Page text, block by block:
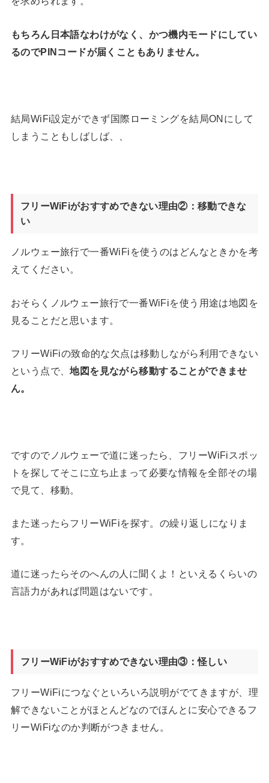
もちろん日本語なわけがなく、かつ機内モードにしてい
るのでPINコードが届くこともありません。
結局WiFi設定ができず国際ローミングを結局ONにして
しまうこともしばしば、、
フリーWiFiがおすすめできない理由②：移動できな
い
ノルウェー旅行で一番WiFiを使うのはどんなときかを考
えてください。
おそらくノルウェー旅行で一番WiFiを使う用途は地図を
見ることだと思います。
フリーWiFiの致命的な欠点は移動しながら利用できない
という点で、地図を見ながら移動することができませ
ん。
ですのでノルウェーで道に迷ったら、フリーWiFiスポッ
トを探してそこに立ち止まって必要な情報を全部その場
で見て、移動。
また迷ったらフリーWiFiを探す。の繰り返しになりま
す。
道に迷ったらそのへんの人に聞くよ！といえるくらいの
言語力があれば問題はないです。
フリーWiFiがおすすめできない理由③：怪しい
フリーWiFiにつなぐといろいろ説明がでてきますが、理
解できないことがほとんどなのでほんとに安心できるフ
リーWiFiなのか判断がつきません。